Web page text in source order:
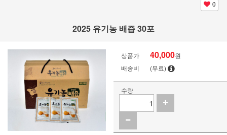
0
2025 유기농 배즙 30포
상품가 40,000원
배송비
(무료)
수량